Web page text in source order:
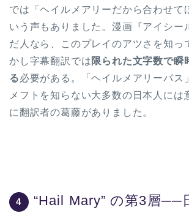
では「ヘイルメアリーだから合わせて
いう声もありました。漫画『アイシー
だ人なら、このプレイのアツさを知っ
かし字幕翻訳では 限られた文字数で瞬
る必要がある。「ヘイルメアリーパス
メフトを知らない大多数の日本人には
に翻訳者の葛藤がありました。
4
“Hail Mary” の第3層──